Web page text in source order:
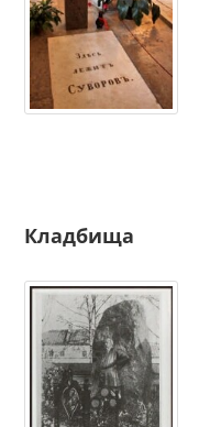
Кладбища